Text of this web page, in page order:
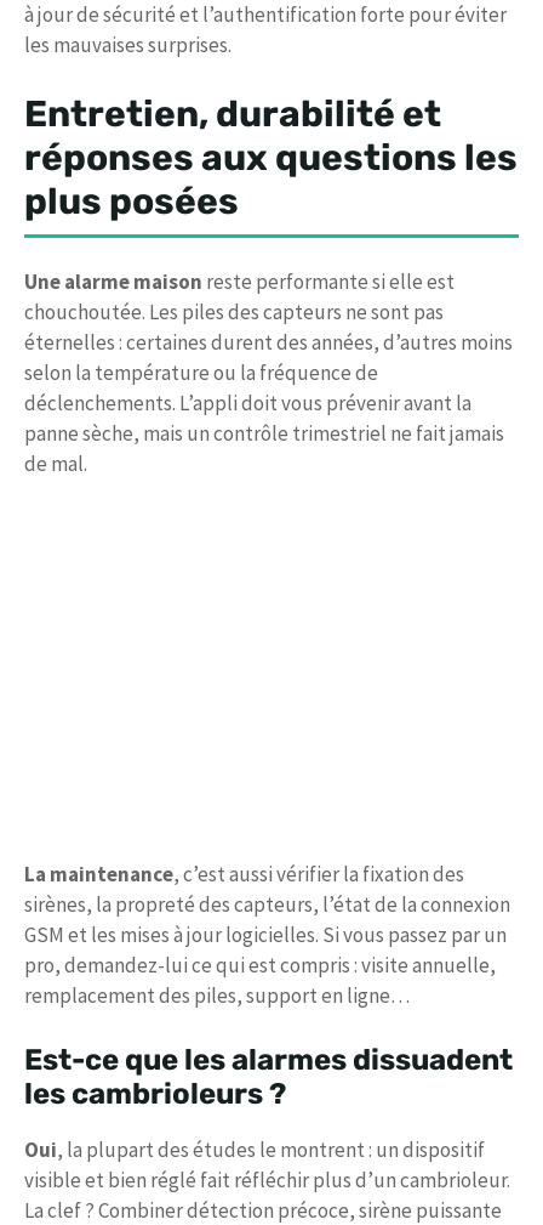
à jour de sécurité et l’authentification forte pour éviter
les mauvaises surprises.
Entretien, durabilité et
réponses aux questions les
plus posées
Une alarme maison reste performante si elle est
chouchoutée. Les piles des capteurs ne sont pas
éternelles : certaines durent des années, d’autres moins
selon la température ou la fréquence de
déclenchements. L’appli doit vous prévenir avant la
panne sèche, mais un contrôle trimestriel ne fait jamais
de mal.
La maintenance, c’est aussi vérifier la fixation des
sirènes, la propreté des capteurs, l’état de la connexion
GSM et les mises à jour logicielles. Si vous passez par un
pro, demandez-lui ce qui est compris : visite annuelle,
remplacement des piles, support en ligne…
Est-ce que les alarmes dissuadent
les cambrioleurs ?
Oui, la plupart des études le montrent : un dispositif
visible et bien réglé fait réfléchir plus d’un cambrioleur.
La clef ? Combiner détection précoce, sirène puissante